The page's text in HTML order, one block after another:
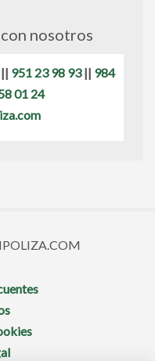
nosotros
951 23 98 93|| 984
01 24